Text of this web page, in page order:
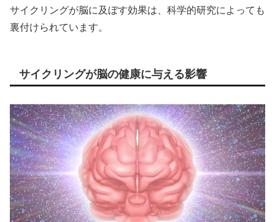
サイクリングが脳に及ぼす効果は、科学的研究によっても
裏付けられています。
サイクリングが脳の健康に与える影響